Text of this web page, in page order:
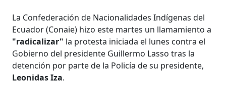
La Confederación de Nacionalidades Indígenas del
Ecuador (Conaie) hizo este martes un llamamiento a
"radicalizar" la protesta iniciada el lunes contra el
Gobierno del presidente Guillermo Lasso tras la
detención por parte de la Policía de su presidente,
Leonidas Iza.